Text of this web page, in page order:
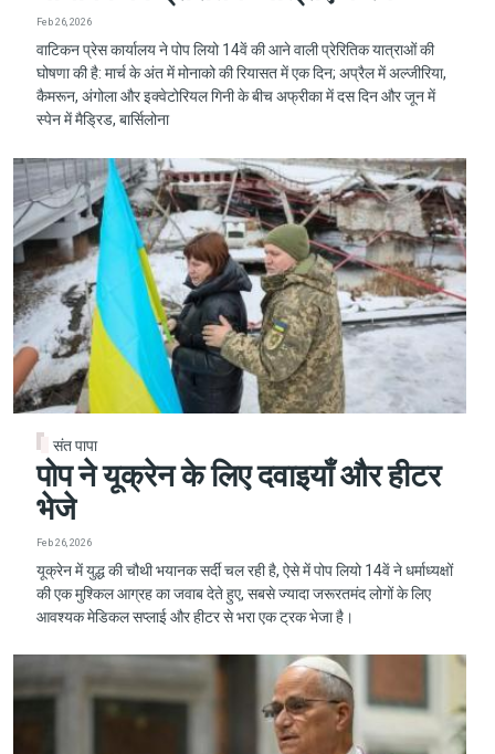
Feb 26, 2026
वाटिकन प्रेस कार्यालय ने पोप लियो 14वें की आने वाली प्रेरितिक यात्राओं की
घोषणा की है: मार्च के अंत में मोनाको की रियासत में एक दिन; अप्रैल में अल्जीरिया,
कैमरून, अंगोला और इक्वेटोरियल गिनी के बीच अफ्रीका में दस दिन और जून में
स्पेन में मैड्रिड, बार्सिलोना
संत पापा
पोप ने यूक्रेन के लिए दवाइयाँ और हीटर
भेजे
Feb 26, 2026
यूक्रेन में युद्ध की चौथी भयानक सर्दी चल रही है, ऐसे में पोप लियो 14वें ने धर्माध्यक्षों
की एक मुश्किल आग्रह का जवाब देते हुए, सबसे ज्यादा जरूरतमंद लोगों के लिए
आवश्यक मेडिकल सप्लाई और हीटर से भरा एक ट्रक भेजा है।